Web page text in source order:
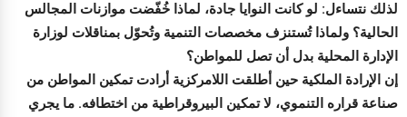
لذلك نتساءل: لو كانت النوايا جادة، لماذا خُفّضت موازنات المجالس
الحالية؟ ولماذا تُستنزف مخصصات التنمية وتُحوّل بمناقلات لوزارة
الإدارة المحلية بدل أن تصل للمواطن؟
إن الإرادة الملكية حين أطلقت اللامركزية أرادت تمكين المواطن من
صناعة قراره التنموي، لا تمكين البيروقراطية من اختطافه. ما يجري